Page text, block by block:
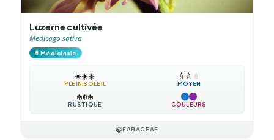
Luzerne cultivée
Medicago sativa
💊Médicinale
☀️☀️☀️
PLEIN SOLEIL
💧 💧 💧
MOYEN
❄️❄️❄️
RUSTIQUE COULEURS
🍃FABACEAE